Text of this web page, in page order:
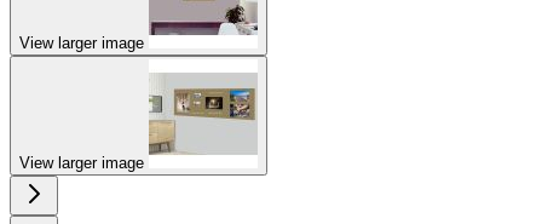
View larger image
View larger image